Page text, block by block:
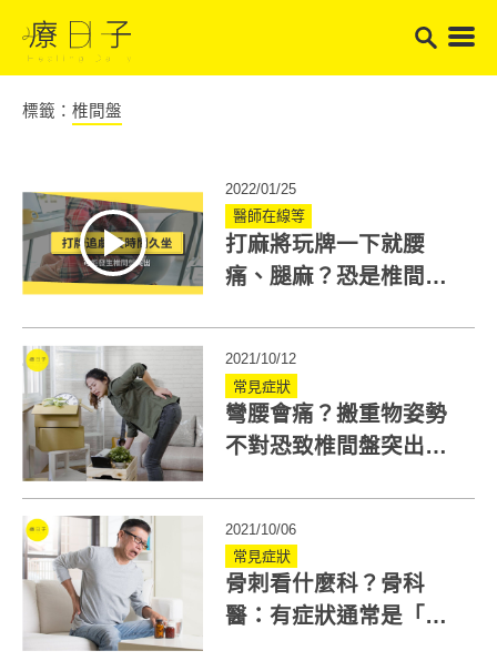
標籤： 椎間盤
2022/01/25
醫師在線等
打麻將玩牌一下就腰
痛、腿麻？恐是椎間盤
2021/10/12
常見症狀
彎腰會痛？搬重物姿勢
不對恐致椎間盤突出！
2021/10/06
常見症狀
骨刺看什麼科？骨科
醫：有症狀通常是「椎